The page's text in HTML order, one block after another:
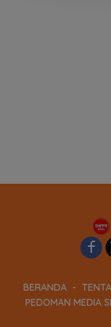
BERANDA
PEDOMAN MEDIA